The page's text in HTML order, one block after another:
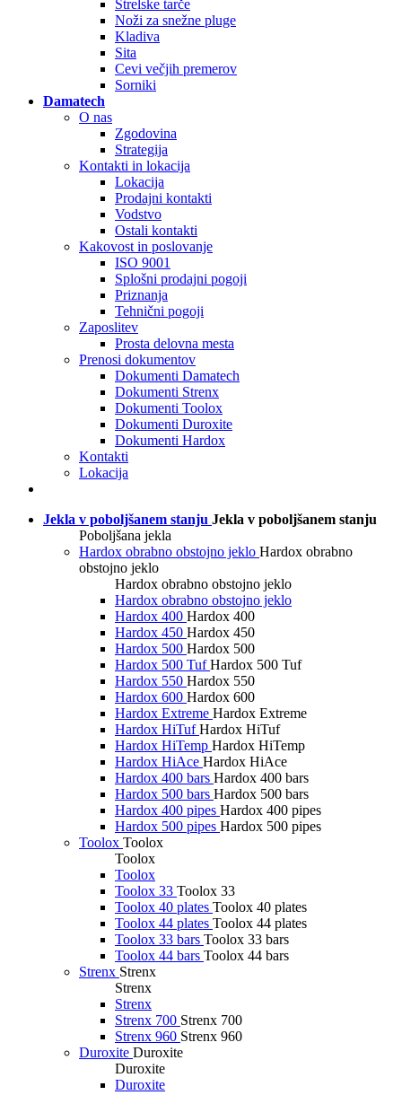
Strelske tarče
Noži za snežne pluge
Kladiva
Sita
Cevi večjih premerov
Sorniki
Damatech
O nas
Zgodovina
Strategija
Kontakti in lokacija
Lokacija
Prodajni kontakti
Vodstvo
Ostali kontakti
Kakovost in poslovanje
ISO 9001
Splošni prodajni pogoji
Priznanja
Tehnični pogoji
Zaposlitev
Prosta delovna mesta
Prenosi dokumentov
Dokumenti Damatech
Dokumenti Strenx
Dokumenti Toolox
Dokumenti Duroxite
Dokumenti Hardox
Kontakti
Lokacija
Jekla v poboljšanem stanju Jekla v poboljšanem stanju
Poboljšana jekla
Hardox obrabno obstojno jeklo Hardox obrabno
obstojno jeklo
Hardox obrabno obstojno jeklo
Hardox obrabno obstojno jeklo
Hardox 400 Hardox 400
Hardox 450 Hardox 450
Hardox 500 Hardox 500
Hardox 500 Tuf Hardox 500 Tuf
Hardox 550 Hardox 550
Hardox 600 Hardox 600
Hardox Extreme Hardox Extreme
Hardox HiTuf Hardox HiTuf
Hardox HiTemp Hardox HiTemp
Hardox HiAce Hardox HiAce
Hardox 400 bars Hardox 400 bars
Hardox 500 bars Hardox 500 bars
Hardox 400 pipes Hardox 400 pipes
Hardox 500 pipes Hardox 500 pipes
Toolox Toolox
Toolox
Toolox
Toolox 33 Toolox 33
Toolox 40 plates Toolox 40 plates
Toolox 44 plates Toolox 44 plates
Toolox 33 bars Toolox 33 bars
Toolox 44 bars Toolox 44 bars
Strenx Strenx
Strenx
Strenx
Strenx 700 Strenx 700
Strenx 960 Strenx 960
Duroxite Duroxite
Duroxite
Duroxite